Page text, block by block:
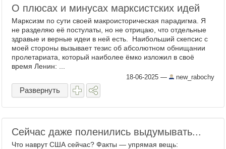
О плюсах и минусах марксистских идей
Марксизм по сути своей макроисторическая парадигма. Я
не разделяю её постулаты, но не отрицаю, что отдельные
здравые и верные идеи в ней есть. Наибольший скепсис с
моей стороны вызывает тезис об абсолютном обнищании
пролетариата, который наиболее ёмко изложил в своё
время Ленин: ...
18-06-2025 — new_rabochy
Развернуть
Сейчас даже поленились выдумывать...
Что наврут США сейчас? Факты — упрямая вещь: